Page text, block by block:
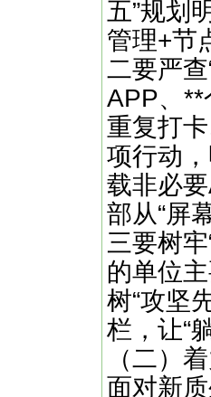
五”规划
管理+节
二要严
APP、**
重复打
项行动
载非必
部从“屏
三要树
的单位
树“攻坚
栏，让“
（二）
面对新